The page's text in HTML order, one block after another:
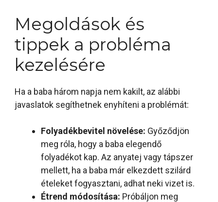
Megoldások és
tippek a probléma
kezelésére
Ha a baba három napja nem kakilt, az alábbi
javaslatok segíthetnek enyhíteni a problémát:
Folyadékbevitel növelése: Győződjön
meg róla, hogy a baba elegendő
folyadékot kap. Az anyatej vagy tápszer
mellett, ha a baba már elkezdett szilárd
ételeket fogyasztani, adhat neki vizet is.
Étrend módosítása: Próbáljon meg